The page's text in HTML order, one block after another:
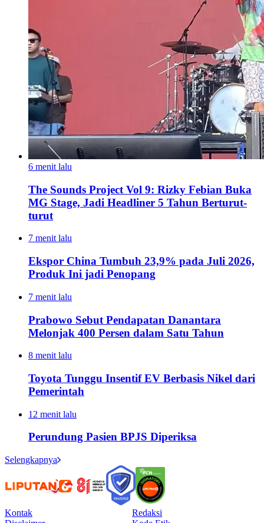
6 menit lalu
The Sounds Project Vol 9: Rizky Febian Buka
MG Stage, Jadi Headliner 5 Tahun Berturut-
turut
7 menit lalu
Ekspor China Tumbuh 23,9% pada Juli 2026,
Produk Ini jadi Penopang
7 menit lalu
Prabowo Sebut Pendapatan Danantara
Melonjak 400 Persen dalam Satu Tahun
8 menit lalu
Toyota Tunggu Insentif EV Berbasis Nikel dari
Pemerintah
12 menit lalu
Perundung Pasien BPJS Diperiksa
Selengkapnya
Kontak
Redaksi